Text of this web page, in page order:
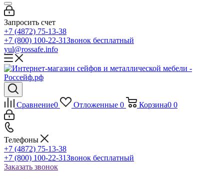
Запросить счет
+7 (4872) 75-13-38
+7 (800) 100-22-31Звонок бесплатный
yul@rossafe.info
Сравнение0 Отложенные 0 Корзина0 0
Телефоны
+7 (4872) 75-13-38
+7 (800) 100-22-31Звонок бесплатный
Заказать звонок